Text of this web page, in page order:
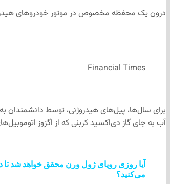
درون یک محفظه مخصوص در موتور خودروهای
Financial Times
برای سال‌ها، پیل‌های هیدروژنی، توسط دانشمندان
آب به جای گاز دی‌اکسید کربنی که از اگزوز
آیا روزی رویای ژول ورن محقق خواهد شد تا
می‌کنید؟